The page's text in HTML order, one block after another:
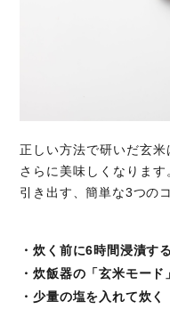
正しい方法で研いだ玄米
さらに美味しくなりま
引き出す、簡単な3つの
・炊く前に6時間浸漬する
・炊飯器の「玄米モード
・少量の塩を入れて炊く